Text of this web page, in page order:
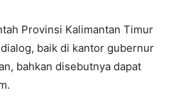
Provinsi Kalimantan Timur
baik di kantor gubernur
bahkan disebutnya dapat